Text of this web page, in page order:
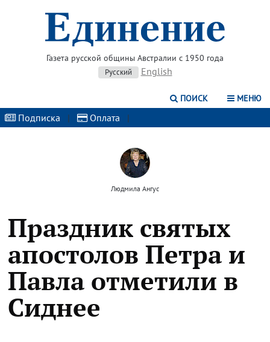
Газета русской общины Австралии с 1950 года
Русский English
ПОИСК МЕНЮ
Подписка | Оплата |
Людмила Ангус
Праздник святых
апостолов Петра и
Павла отметили в
Сиднее